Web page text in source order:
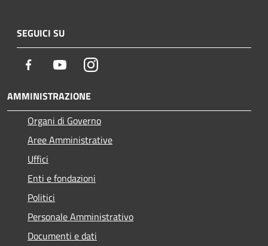
SEGUICI SU
Facebook YoutubeInstagram
AMMINISTRAZIONE
Organi di Governo
Aree Amministrative
Uffici
Enti e fondazioni
Politici
Personale Amministrativo
Documenti e dati